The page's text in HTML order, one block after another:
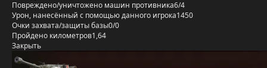
Повреждено/уничтожено машин противника6/4
Урон, нанесённый с помощью данного игрока1450
Очки захвата/защиты базы0/0
Пройдено километров1,64
Закрыть